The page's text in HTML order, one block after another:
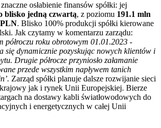
osłabienie finansów spółki: jej
blisko jedną czwartą, z poziomu 191.1 mln
. Blisko 100% produkcji spółki kierowane
Jak czytamy w komentarzu zarządu:
półroczu roku obrotowym 01.01.2023 -
się dynamicznie pozyskując nowych klientów i
Drugie półrocze przyniosło załamanie
przede wszystkim napływem tanich
Zarząd spółki planuje dalsze rozwijanie sieci
jak i rynek Unii Europejskiej. Bierze
na dostawy kabli światłowodowych do
i energetycznych w całej Unii